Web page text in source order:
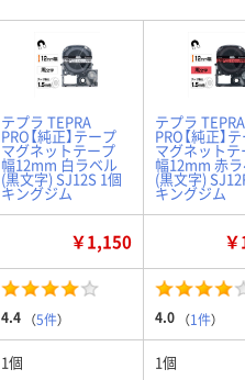
テプラ TEPRA
PRO【純正】テープ
マグネットテープ
幅12mm 白ラベル
(黒文字) SJ12S 1個
キングジム
テプラ TEPRA
PRO【純正】
マグネットテ
幅12mm 赤
(黒文字)
キングジム
￥1,150
4.4 （5件） 4.0 （1件）
1個 1個